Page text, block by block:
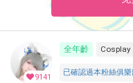
9141
全年齡 Cosplay
已確認過本粉絲俱